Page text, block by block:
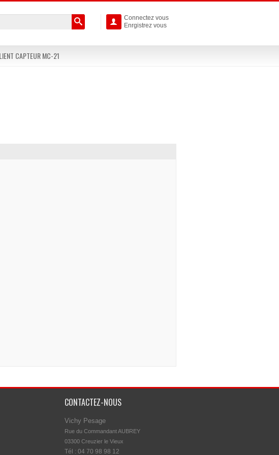

Connectez vous
Enrgistrez vous
CAPTEUR MC-21
CONTACTEZ-NOUS
Vichy Pesage
Rue du Commandant AUBREY
03300 Creuzier le Vieux
Tél : 04 70 98 98 12